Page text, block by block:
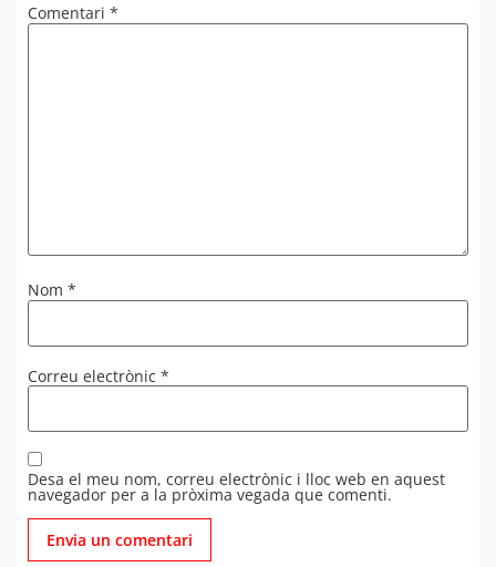
Comentari *
Nom *
Correu electrònic *
Desa el meu nom, correu electrònic i lloc web en aquest
navegador per a la pròxima vegada que comenti.